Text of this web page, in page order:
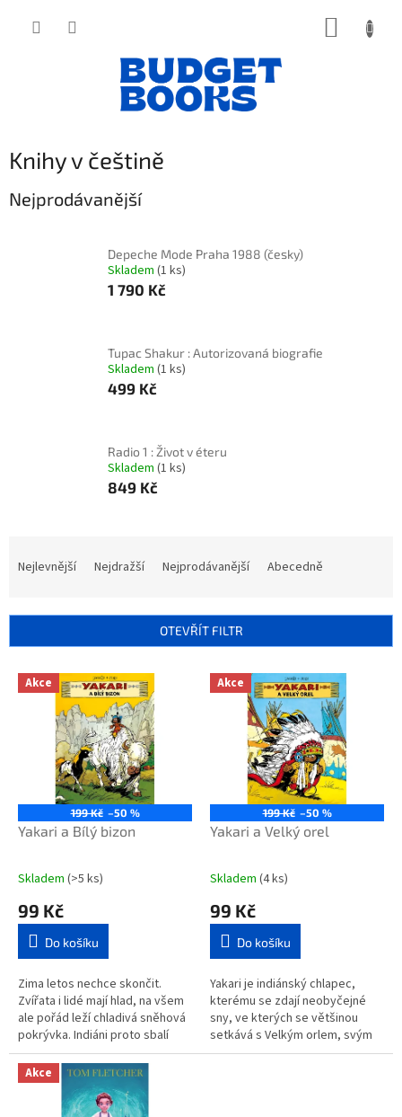
Knihy v češtině
Nejprodávanější
Depeche Mode Praha 1988 (česky)
Skladem (1 ks)
1 790 Kč
Tupac Shakur : Autorizovaná biografie
Skladem (1 ks)
499 Kč
Radio 1 : Život v éteru
Skladem (1 ks)
849 Kč
í
Nejlevnější Nejdražší Nejprodávanější Abecedně
OTEVŘÍT FILTR
V Akce
199 Kč –50 %
Yakari a Bílý bizon
Skladem (>5 ks)
99 Kč
Do košíku
Zima letos nechce skončit.
Zvířata i lidé mají hlad, na všem
ale pořád leží chladivá sněhová
pokrývka. Indiáni proto sbalí
svůj tábor a vydají se na jih
vstříc bizoním stádům....
Akce
199 Kč –50 %
Yakari a Velký orel
Skladem (4 ks)
99 Kč
Do košíku
Yakari je indiánský chlapec,
kterému se zdají neobyčejné
sny, ve kterých se většinou
setkává s Velkým orlem, svým
totemovým zvířetem. Ten mu
Akce